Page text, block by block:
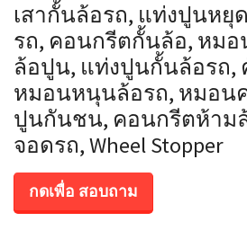
เสากั้นล้อรถ, แท่งปูนหยุ
รถ, คอนกรีตกั้นล้อ, หม
ล้อปูน, แท่งปูนกั้นล้อรถ,
หมอนหนุนล้อรถ, หมอน
ปูนกันชน, คอนกรีตห้ามล้
จอดรถ, Wheel Stopper
กดเพื่อ สอบถาม